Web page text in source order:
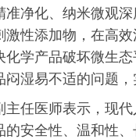
净化、纳米微观
性添加物，在高
学产品破坏微生
湿易不适的问题
任医师表示，现
安全性、温和性